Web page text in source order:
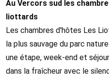
Au Vercors sud les
liottards
Les chambres d'hôtes Les
la plus sauvage du parc
une étape, week-end et
dans la fraîcheur avec le